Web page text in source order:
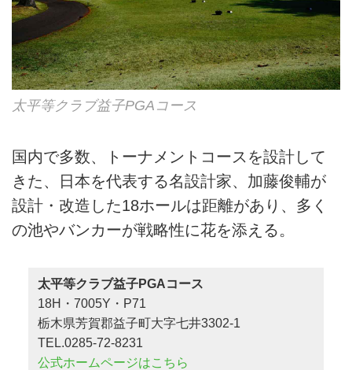
太平等クラブ益子PGAコース
国内で多数、トーナメントコースを設計して
きた、日本を代表する名設計家、加藤俊輔が
設計・改造した18ホールは距離があり、多く
の池やバンカーが戦略性に花を添える。
太平等クラブ益子PGAコース
18H・7005Y・P71
栃木県芳賀郡益子町大字七井3302-1
TEL.0285-72-8231
公式ホームページはこちら